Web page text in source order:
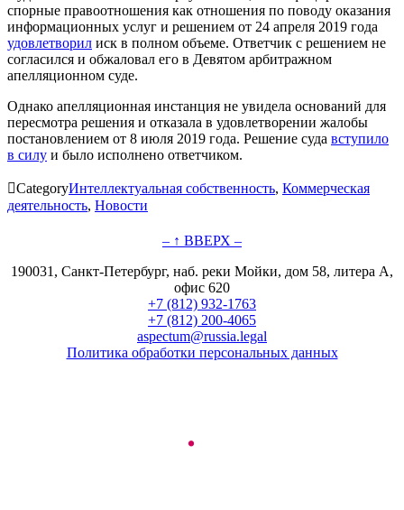
спорные правоотношения как отношения по поводу оказания
информационных услуг и решением от 24 апреля 2019 года
удовлетворил иск в полном объеме. Ответчик с решением не
согласился и обжаловал его в Девятом арбитражном
апелляционном суде.
Однако апелляционная инстанция не увидела оснований для
пересмотра решения и отказала в удовлетворении жалобы
постановлением от 8 июля 2019 года. Решение суда вступило
в силу и было исполнено ответчиком.
CategoryИнтеллектуальная собственность, Коммерческая
деятельность, Новости
– ↑ ВВЕРХ –
190031, Санкт-Петербург, наб. реки Мойки, дом 58, литера А,
офис 620
+7 (812) 932-1763
+7 (812) 200-4065
aspectum@russia.legal
Политика обработки персональных данных